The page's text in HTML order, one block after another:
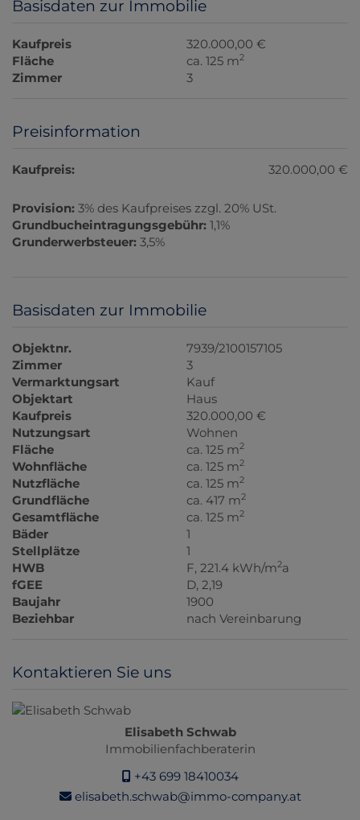
Basisdaten zur Immobilie
Kaufpreis
320.000,00 €
Fläche
ca. 125 m2
Zimmer 3
Preisinformation
Kaufpreis: 320.000,00 €
Provision: 3% des Kaufpreises zzgl. 20% USt.
Grundbucheintragungsgebühr: 1,1%
Grunderwerbsteuer: 3,5%
Basisdaten zur Immobilie
Objektnr.
7939/2100157105
Zimmer
3
Vermarktungsart
Kauf
Objektart
Haus
Kaufpreis
320.000,00 €
Nutzungsart
Wohnen
Fläche
ca. 125 m2
Wohnfläche ca. 125 m2
Nutzfläche ca. 125 m2
Grundfläche ca. 417 m2
Gesamtfläche ca. 125 m2
Bäder
1
Stellplätze
1
HWB
F, 221.4 kWh/m2a
fGEE
D, 2,19
Baujahr
1900
Beziehbar
nach Vereinbarung
Kontaktieren Sie uns
Elisabeth Schwab
Immobilienfachberaterin
+43 699 18410034
elisabeth.schwab@immo-company.at